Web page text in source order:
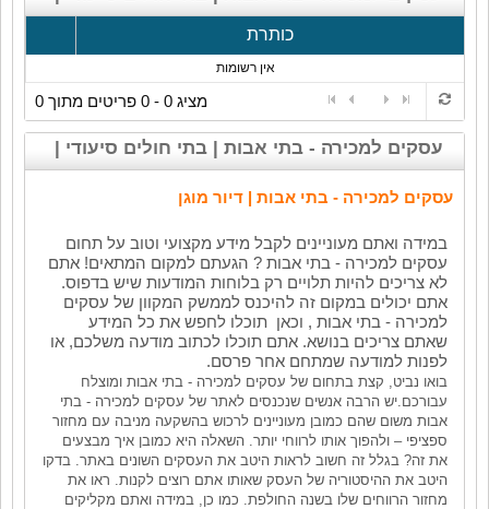
כותרת
אין רשומות
מציג 0 - 0 פריטים מתוך 0
עסקים למכירה - בתי אבות | בתי חולים סיעודי |
עסקים למכירה - בתי אבות | דיור מוגן
במידה ואתם מעוניינים לקבל מידע מקצועי וטוב על תחום
עסקים למכירה - בתי אבות ? הגעתם למקום המתאים! אתם
לא צריכים להיות תלויים רק בלוחות המודעות שיש בדפוס.
אתם יכולים במקום זה להיכנס לממשק המקוון של עסקים
למכירה - בתי אבות , וכאן תוכלו לחפש את כל המידע
שאתם צריכים בנושא. אתם תוכלו לכתוב מודעה משלכם, או
לפנות למודעה שמתחם אחר פרסם.
בואו נביט, קצת בתחום של עסקים למכירה - בתי אבות ומוצלח
עבורכם.יש הרבה אנשים שנכנסים לאתר של עסקים למכירה - בתי
אבות משום שהם כמובן מעוניינים לרכוש בהשקעה מניבה עם מחזור
ספציפי – ולהפוך אותו לרווחי יותר. השאלה היא כמובן איך מבצעים
את זה? בגלל זה חשוב לראות היטב את העסקים השונים באתר. בדקו
היטב את ההיסטוריה של העסק שאותו אתם רוצים לקנות. ראו את
מחזור הרווחים שלו בשנה החולפת. כמו כן, במידה ואתם מקליקים